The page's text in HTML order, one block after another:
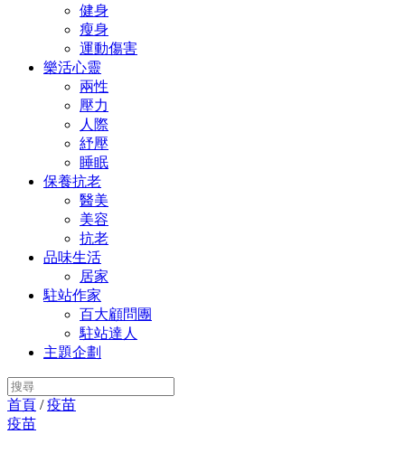
健身
瘦身
運動傷害
樂活心靈
兩性
壓力
人際
紓壓
睡眠
保養抗老
醫美
美容
抗老
品味生活
居家
駐站作家
百大顧問團
駐站達人
主題企劃
首頁 /疫苗
疫苗